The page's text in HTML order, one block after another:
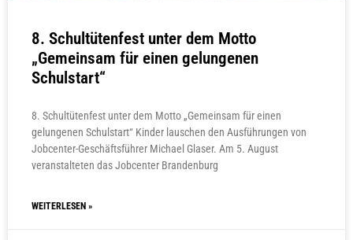
8. Schultütenfest unter dem Motto
„Gemeinsam für einen gelungenen
Schulstart“
8. Schultütenfest unter dem Motto „Gemeinsam für einen
gelungenen Schulstart“ Kinder lauschen den Ausführungen von
Jobcenter-Geschäftsführer Michael Glaser. Am 5. August
veranstalteten das Jobcenter Brandenburg
WEITERLESEN »